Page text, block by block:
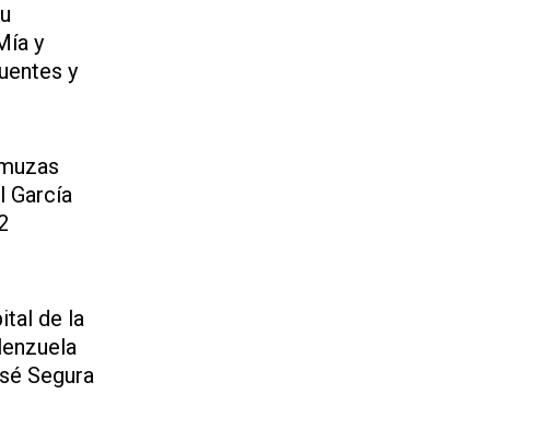
y
y
García
de la
Segura